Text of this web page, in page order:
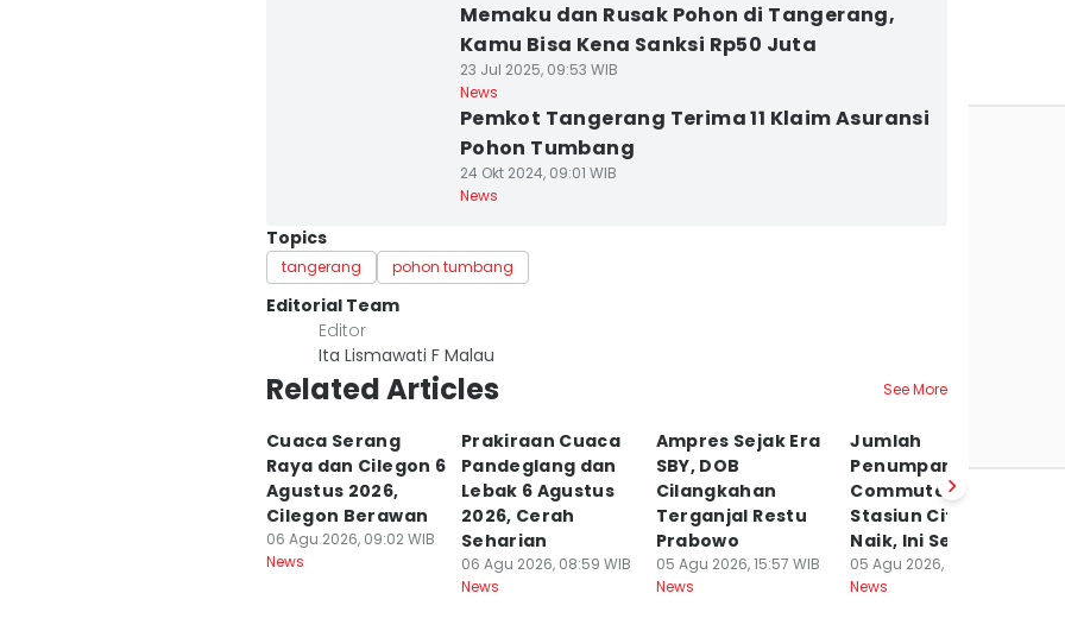
Memaku dan Rusak Pohon di Tangerang,
Kamu Bisa Kena Sanksi Rp50 Juta
23 Jul 2025, 09:53 WIB
News
Pemkot Tangerang Terima 11 Klaim Asuransi
Pohon Tumbang
24 Okt 2024, 09:01 WIB
News
Topics
tangerang pohon tumbang
Editorial Team
Editor
Ita Lismawati F Malau
Related Articles See More
Cuaca Serang
Raya dan Cilegon 6
Agustus 2026,
Cilegon Berawan
06 Agu 2026, 09:02 WIB
News
Prakiraan Cuaca
Pandeglang dan
Lebak 6 Agustus
2026, Cerah
Seharian
06 Agu 2026, 08:59 WIB
News
Ampres Sejak Era
SBY, DOB
Cilangkahan
Terganjal Restu
Prabowo
05 Agu 2026, 15:57 WIB
News
Jumlah
Penumpang
Commuter Line
Stasiun Citeras
Naik, Ini Sebabnya
05 Agu 2026, 14:49 WIB
News